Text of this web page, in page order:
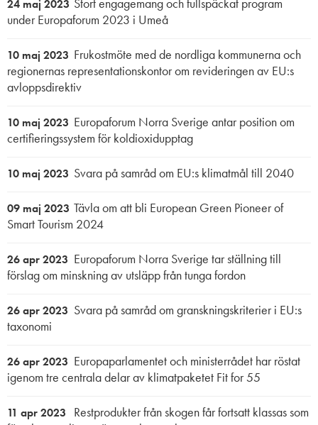
24 maj 2023 Stort engagemang och fullspäckat program
under Europaforum 2023 i Umeå
10 maj 2023 Frukostmöte med de nordliga kommunerna och
regionernas representationskontor om revideringen av EU:s
avloppsdirektiv
10 maj 2023 Europaforum Norra Sverige antar position om
certifieringssystem för koldioxidupptag
10 maj 2023 Svara på samråd om EU:s klimatmål till 2040
09 maj 2023 Tävla om att bli European Green Pioneer of
Smart Tourism 2024
26 apr 2023 Europaforum Norra Sverige tar ställning till
förslag om minskning av utsläpp från tunga fordon
26 apr 2023 Svara på samråd om granskningskriterier i EU:s
taxonomi
26 apr 2023 Europaparlamentet och ministerrådet har röstat
igenom tre centrala delar av klimatpaketet Fit for 55
11 apr 2023
Restprodukter från skogen får fortsatt klassas som